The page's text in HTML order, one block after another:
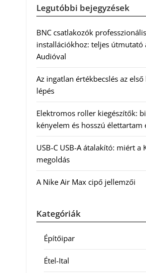
Legutóbbi bejegyzések
BNC csatlakozók
installációkhoz: teljes útmutató
Audióval
Az ingatlan értékbecslés az
lépés
Elektromos roller kiegészítők:
kényelem és hosszú élettartam
USB-C USB-A átalakító: miért a
megoldás
A Nike Air Max cipő jellemzői
Kategóriák
Építőipar
Étel-Ital